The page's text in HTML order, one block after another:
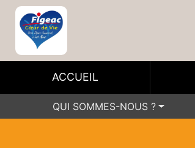
ACCUEIL
QUI SOMMES-NOUS ?